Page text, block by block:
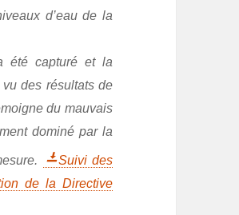
d’eau de la
été capturé et la
des résultats de
du mauvais
dominé par la
Suivi des
de la Directive